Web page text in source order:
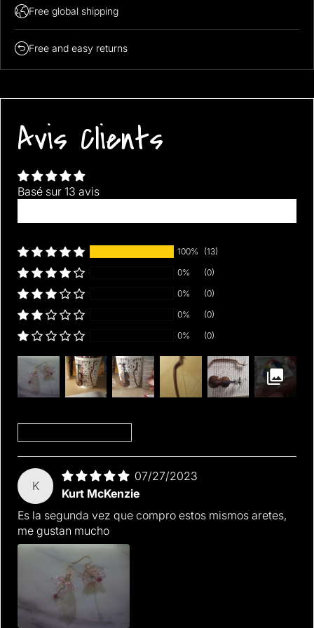
Free global shipping
Free and easy returns
Avis Clients
Basé sur 13 avis
100%
(13)
0%
(0)
0%
(0)
0%
(0)
0%
(0)
K
07/27/2023
Kurt McKenzie
Es la segunda vez que compro estos mismos aretes,
me gustan mucho